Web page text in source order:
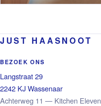
JUST HAASNOOT
BEZOEK ONS
Langstraat 29
2242 KJ Wassenaar
Achterweg 11 — Kitchen Eleven